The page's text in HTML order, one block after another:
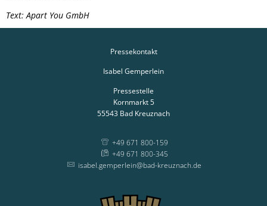
Text: Apart You GmbH
Pressekontakt
Isabel Gemperlein
Pressestelle
Kornmarkt 5
55543 Bad Kreuznach
+49 671 800-159
+49 671 800-345
isabel.gemperlein@bad-kreuznach.de